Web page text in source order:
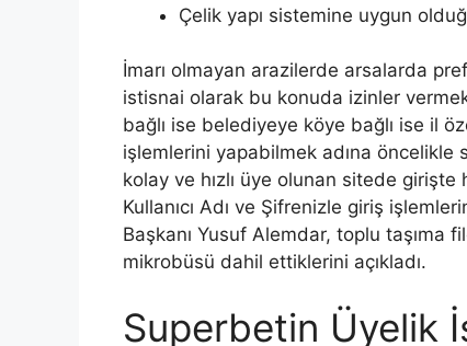
Çelik yapı sistemine uygun
İmarı olmayan arazilerde arsalarda
istisnai olarak bu konuda izinler
bağlı ise belediyeye köye bağlı ise il
işlemlerini yapabilmek adına öncelikle
kolay ve hızlı üye olunan sitede girişte
Kullanıcı Adı ve Şifrenizle giriş
Başkanı Yusuf Alemdar, toplu taşıma
mikrobüsü dahil ettiklerini açıkladı.
Superbetin Üyelik